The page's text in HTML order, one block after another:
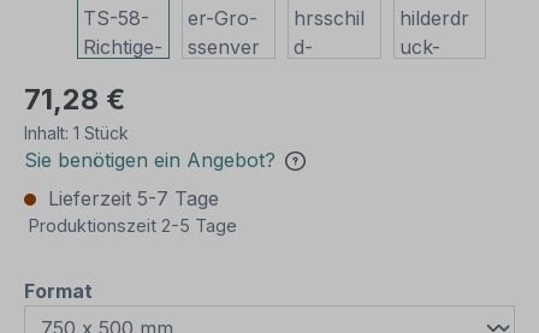
71,28 €
Inhalt: 1 Stück
Sie benötigen ein Angebot?
Lieferzeit 5-7 Tage
Produktionszeit 2-5 Tage
Format